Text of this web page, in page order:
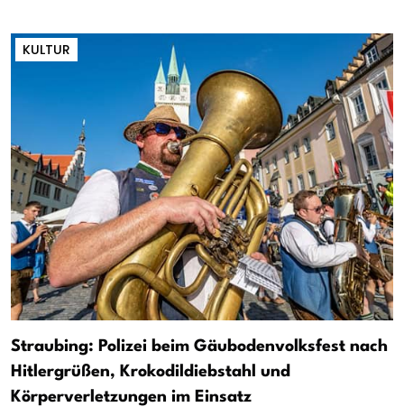
KULTUR
Straubing: Polizei beim Gäubodenvolksfest nach
Hitlergrüßen, Krokodildiebstahl und
Körperverletzungen im Einsatz